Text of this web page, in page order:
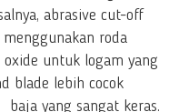
abrasive cut-off
roda
untuk logam yang
blade lebih cocok
yang sangat keras.